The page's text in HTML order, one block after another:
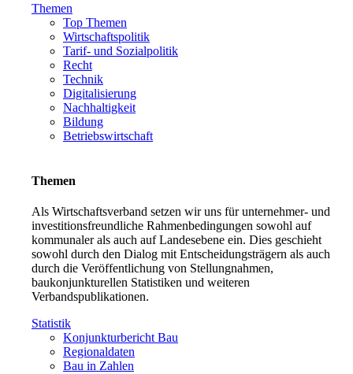
Themen
Top Themen
Wirtschaftspolitik
Tarif- und Sozialpolitik
Recht
Technik
Digitalisierung
Nachhaltigkeit
Bildung
Betriebswirtschaft
Themen
Als Wirtschaftsverband setzen wir uns für unternehmer- und
investitionsfreundliche Rahmenbedingungen sowohl auf
kommunaler als auch auf Landesebene ein. Dies geschieht
sowohl durch den Dialog mit Entscheidungsträgern als auch
durch die Veröffentlichung von Stellungnahmen,
baukonjunkturellen Statistiken und weiteren
Verbandspublikationen.
Statistik
Konjunkturbericht Bau
Regionaldaten
Bau in Zahlen